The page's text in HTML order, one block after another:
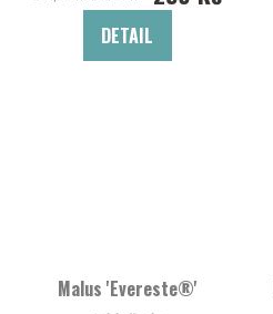
DETAIL
Malus 'Evereste®'